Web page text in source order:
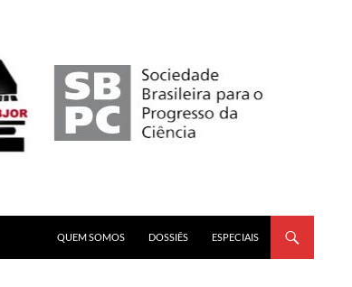
QUEM SOMOS
DOSSIÊS ESPECIAIS